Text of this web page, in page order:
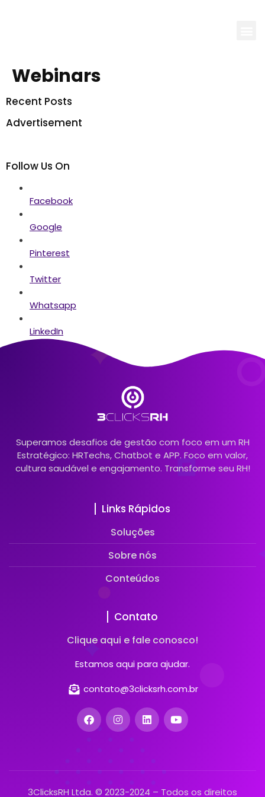
Webinars
Recent Posts
Advertisement
Follow Us On
Facebook
Google
Pinterest
Twitter
Whatsapp
LinkedIn
Superamos desafios de gestão com foco em um RH
Estratégico: HRTechs, Chatbot e APP. Foco em valor,
cultura saudável e engajamento. Transforme seu RH!
Links Rápidos
Soluções
Sobre nós
Conteúdos
Contato
Clique aqui e fale conosco!
Estamos aqui para ajudar.
contato@3clicksrh.com.br
3ClicksRH Ltda. © 2023-2024 – Todos os direitos